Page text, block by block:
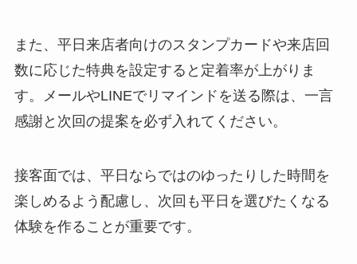
また、平日来店者向けのスタンプカードや来店回
数に応じた特典を設定すると定着率が上がりま
す。メールやLINEでリマインドを送る際は、一言
感謝と次回の提案を必ず入れてください。
接客面では、平日ならではのゆったりした時間を
楽しめるよう配慮し、次回も平日を選びたくなる
体験を作ることが重要です。